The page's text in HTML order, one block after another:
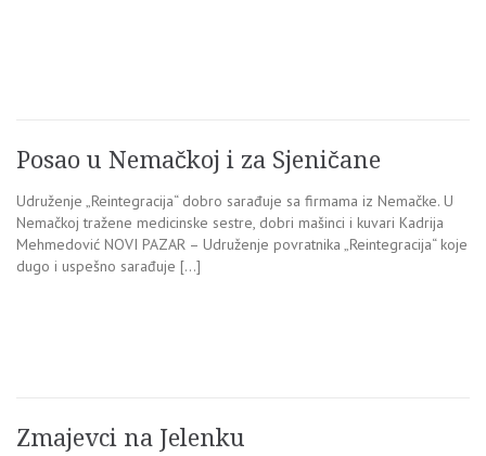
Posao u Nemačkoj i za Sjeničane
Udruženje „Reintegracija“ dobro sarađuje sa firmama iz Nemačke. U
Nemačkoj tražene medicinske sestre, dobri mašinci i kuvari Kadrija
Mehmedović NOVI PAZAR – Udruženje povratnika „Reintegracija“ koje
dugo i uspešno sarađuje […]
Zmajevci na Jelenku